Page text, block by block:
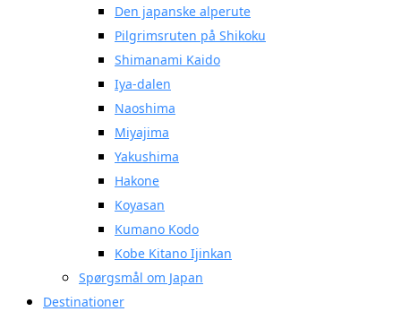
Den japanske alperute
Pilgrimsruten på Shikoku
Shimanami Kaido
Iya-dalen
Naoshima
Miyajima
Yakushima
Hakone
Koyasan
Kumano Kodo
Kobe Kitano Ijinkan
Spørgsmål om Japan
Destinationer